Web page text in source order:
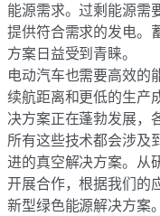
能源需求。过剩能源需
提供符合需求的发电。
方案日益受到青睐。
电动汽车也需要高效的
续航距离和更低的生产
决方案正在蓬勃发展，
所有这些技术都会涉及
进的真空解决方案。从
开展合作，根据我们的
新型绿色能源解决方案。